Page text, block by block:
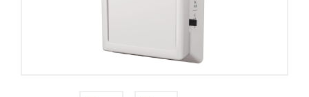
Cung cấp giải pháp quản lý cho toà nhà (BMS)